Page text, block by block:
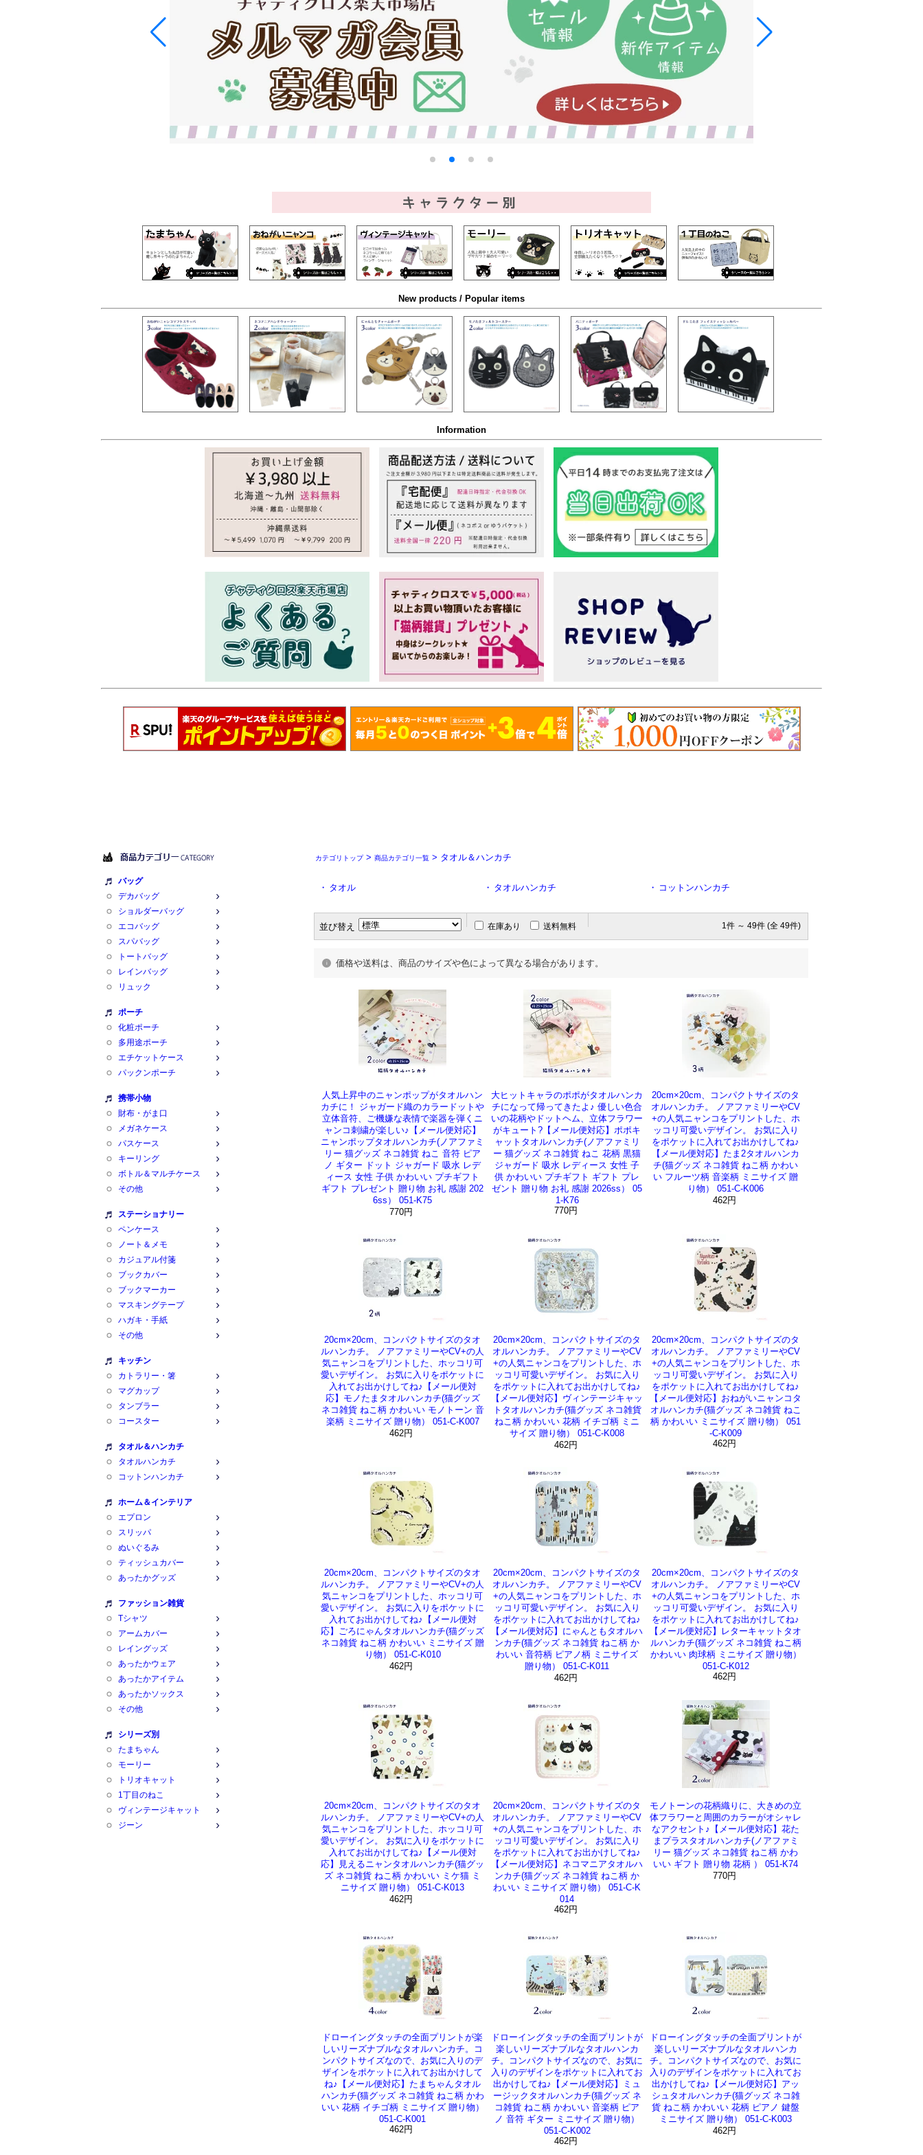
バッグ
デカバッグ
ショルダーバッグ
エコバッグ
スパバッグ
トートバッグ
レインバッグ
リュック
ポーチ
化粧ポーチ
多用途ポーチ
エチケットケース
パックンポーチ
携帯小物
財布・がま口
メガネケース
パスケース
キーリング
ボトル＆マルチケース
その他
ステーショナリー
ペンケース
ノート＆メモ
カジュアル付箋
ブックカバー
ブックマーカー
マスキングテープ
ハガキ・手紙
その他
キッチン
カトラリー・箸
マグカップ
タンブラー
コースター
タオル＆ハンカチ
タオルハンカチ
コットンハンカチ
ホーム＆インテリア
エプロン
スリッパ
ぬいぐるみ
ティッシュカバー
あったかグッズ
ファッション雑貨
Tシャツ
アームカバー
レイングッズ
あったかウェア
あったかアイテム
あったかソックス
その他
シリーズ別
たまちゃん
モーリー
トリオキャット
1丁目のねこ
ヴィンテージキャット
ジーン
カテゴリトップ> 商品カテゴリ一覧 > タオル＆ハンカチ
・ タオル ・ タオルハンカチ ・ コットンハンカチ
並び替え 在庫あり 送料無料 1件 ～ 49件 (全 49件)
価格や送料は、商品のサイズや色によって異なる場合があります。
人気上昇中のニャンポップがタオルハン
カチに！ ジャガード織のカラードットや
立体音符、ご機嫌な表情で楽器を弾くニ
ャンコ刺繍が楽しい♪【メール便対応】
ニャンポップタオルハンカチ(ノアファミ
リー 猫グッズ ネコ雑貨 ねこ 音符 ピア
ノ ギター ドット ジャガード 吸水 レデ
ィース 女性 子供 かわいい プチギフト
ギフト プレゼント 贈り物 お礼 感謝 202
6ss） 051-K75
770円
大ヒットキャラのポポがタオルハンカ
チになって帰ってきたよ♪ 優しい色合
いの花柄やドットヘム、立体フラワー
がキュート?【メール便対応】ポポキ
ャットタオルハンカチ(ノアファミリ
ー 猫グッズ ネコ雑貨 ねこ 花柄 黒猫
ジャガード 吸水 レディース 女性 子
供 かわいい プチギフト ギフト プレ
ゼント 贈り物 お礼 感謝 2026ss） 05
1-K76
770円
20cm×20cm、コンパクトサイズのタ
オルハンカチ。 ノアファミリーやCV
+の人気ニャンコをプリントした、ホ
ッコリ可愛いデザイン。 お気に入り
をポケットに入れてお出かけしてね♪
【メール便対応】たま2タオルハンカ
チ(猫グッズ ネコ雑貨 ねこ柄 かわい
い フルーツ柄 音楽柄 ミニサイズ 贈
り物） 051-C-K006
462円
20cm×20cm、コンパクトサイズのタオ
ルハンカチ。 ノアファミリーやCV+の人
気ニャンコをプリントした、ホッコリ可
愛いデザイン。 お気に入りをポケットに
入れてお出かけしてね♪【メール便対
応】モノたまタオルハンカチ(猫グッズ
ネコ雑貨 ねこ柄 かわいい モノトーン 音
楽柄 ミニサイズ 贈り物） 051-C-K007
462円
20cm×20cm、コンパクトサイズのタ
オルハンカチ。 ノアファミリーやCV
+の人気ニャンコをプリントした、ホ
ッコリ可愛いデザイン。 お気に入り
をポケットに入れてお出かけしてね♪
【メール便対応】ヴィンテージキャッ
トタオルハンカチ(猫グッズ ネコ雑貨
ねこ柄 かわいい 花柄 イチゴ柄 ミニ
サイズ 贈り物） 051-C-K008
462円
20cm×20cm、コンパクトサイズのタ
オルハンカチ。 ノアファミリーやCV
+の人気ニャンコをプリントした、ホ
ッコリ可愛いデザイン。 お気に入り
をポケットに入れてお出かけしてね♪
【メール便対応】おねがいニャンコタ
オルハンカチ(猫グッズ ネコ雑貨 ねこ
柄 かわいい ミニサイズ 贈り物） 051
-C-K009
462円
20cm×20cm、コンパクトサイズのタオ
ルハンカチ。 ノアファミリーやCV+の人
気ニャンコをプリントした、ホッコリ可
愛いデザイン。 お気に入りをポケットに
入れてお出かけしてね♪【メール便対
応】ごろにゃんタオルハンカチ(猫グッズ
ネコ雑貨 ねこ柄 かわいい ミニサイズ 贈
り物） 051-C-K010
462円
20cm×20cm、コンパクトサイズのタ
オルハンカチ。 ノアファミリーやCV
+の人気ニャンコをプリントした、ホ
ッコリ可愛いデザイン。 お気に入り
をポケットに入れてお出かけしてね♪
【メール便対応】にゃんともタオルハ
ンカチ(猫グッズ ネコ雑貨 ねこ柄 か
わいい 音符柄 ピアノ柄 ミニサイズ
贈り物） 051-C-K011
462円
20cm×20cm、コンパクトサイズのタ
オルハンカチ。 ノアファミリーやCV
+の人気ニャンコをプリントした、ホ
ッコリ可愛いデザイン。 お気に入り
をポケットに入れてお出かけしてね♪
【メール便対応】レターキャットタオ
ルハンカチ(猫グッズ ネコ雑貨 ねこ柄
かわいい 肉球柄 ミニサイズ 贈り物）
051-C-K012
462円
20cm×20cm、コンパクトサイズのタオ
ルハンカチ。 ノアファミリーやCV+の人
気ニャンコをプリントした、ホッコリ可
愛いデザイン。 お気に入りをポケットに
入れてお出かけしてね♪【メール便対
応】見えるニャンタオルハンカチ(猫グッ
ズ ネコ雑貨 ねこ柄 かわいい ミケ猫 ミ
ニサイズ 贈り物） 051-C-K013
462円
20cm×20cm、コンパクトサイズのタ
オルハンカチ。 ノアファミリーやCV
+の人気ニャンコをプリントした、ホ
ッコリ可愛いデザイン。 お気に入り
をポケットに入れてお出かけしてね♪
【メール便対応】ネコマニアタオルハ
ンカチ(猫グッズ ネコ雑貨 ねこ柄 か
わいい ミニサイズ 贈り物） 051-C-K
014
462円
モノトーンの花柄織りに、大きめの立
体フラワーと周囲のカラーがオシャレ
なアクセント♪【メール便対応】花た
まプラスタオルハンカチ(ノアファミ
リー 猫グッズ ネコ雑貨 ねこ柄 かわ
いい ギフト 贈り物 花柄 ） 051-K74
770円
ドローイングタッチの全面プリントが楽
しいリーズナブルなタオルハンカチ。コ
ンパクトサイズなので、お気に入りのデ
ザインをポケットに入れてお出かけして
ね♪【メール便対応】たまちゃんタオル
ハンカチ(猫グッズ ネコ雑貨 ねこ柄 かわ
いい 花柄 イチゴ柄 ミニサイズ 贈り物）
051-C-K001
462円
ドローイングタッチの全面プリントが
楽しいリーズナブルなタオルハンカ
チ。コンパクトサイズなので、お気に
入りのデザインをポケットに入れてお
出かけしてね♪【メール便対応】ミュ
ージックタオルハンカチ(猫グッズ ネ
コ雑貨 ねこ柄 かわいい 音楽柄 ピア
ノ 音符 ギター ミニサイズ 贈り物）
051-C-K002
462円
ドローイングタッチの全面プリントが
楽しいリーズナブルなタオルハンカ
チ。コンパクトサイズなので、お気に
入りのデザインをポケットに入れてお
出かけしてね♪【メール便対応】アッ
シュタオルハンカチ(猫グッズ ネコ雑
貨 ねこ柄 かわいい 花柄 ピアノ 鍵盤
ミニサイズ 贈り物） 051-C-K003
462円